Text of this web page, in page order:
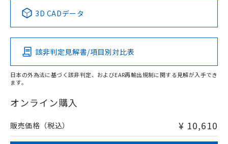
上、n: 18mm以上
検出領域
Pb Hg Cd Cr(VI)
O
在庫等で未対応品が混在する可能性があります。
問い合わせください。
この製品の規格認証/適合状況ページへ
その他の認証はこちらのページからご検索ください
3D CADデータ
該非判定見解書/項目別対比表
日本の外為法に基づく該非判定、およびEAR再輸出規制に関する見解が入手でき
ます。
オンライン購入
販売価格（税込） ¥ 10,610